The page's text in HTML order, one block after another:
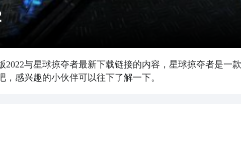
与星球掠夺者最新下载链接的内容，星球掠夺者是一
感兴趣的小伙伴可以往下了解一下。